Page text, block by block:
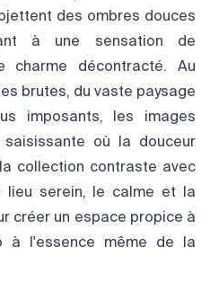
des ombres douces
à une sensation de
décontracté. Au
brutes, du vaste paysage
imposants, les images
où la douceur
collection contraste avec
lieu serein, le calme et la
créer un espace propice à
à l'essence même de la